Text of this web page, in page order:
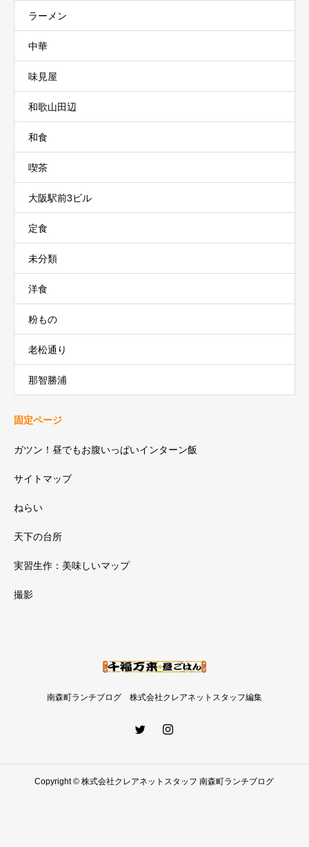
ラーメン
中華
味見屋
和歌山田辺
和食
喫茶
大阪駅前3ビル
定食
未分類
洋食
粉もの
老松通り
那智勝浦
固定ページ
ガツン！昼でもお腹いっぱいインターン飯
サイトマップ
ねらい
天下の台所
実習生作：美味しいマップ
撮影
南森町ランチブログ 株式会社クレアネットスタッフ編集
Copyright © 株式会社クレアネットスタッフ 南森町ランチブログ